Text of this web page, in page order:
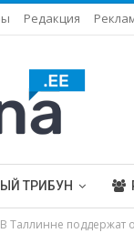
Редакция
ТРИБУН
В Таллинне поддержат